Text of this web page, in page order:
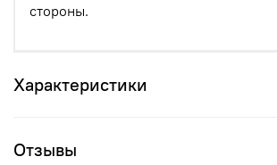
стороны.
Характеристики
Отзывы